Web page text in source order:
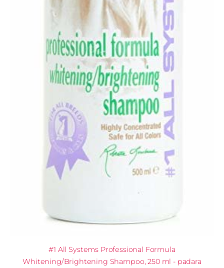
#1 All Systems Professional Formula
Whitening/Brightening Shampoo, 250 ml - padara